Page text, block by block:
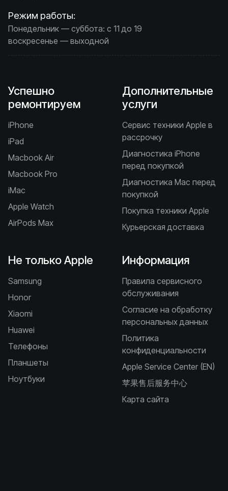
Режим работы:
Понедельник — суббота: с 11 до 19
воскресенье — выходной
Успешно
ремонтируем
iPhone
iPad
Macbook Air
Macbook Pro
iMac
Apple Watch
AirPods Max
Дополнительные
услуги
Сервис техники Apple в
рассрочку
Диагностика iPhone
перед покупкой
Диагностика Mac перед
покупкой
Покупка техники Apple
Курьерская доставка
Не только Apple
Samsung
Honor
Xiaomi
Huawei
Телефоны
Планшеты
Ноутбуки
Информация
Правила сервисного
обслуживания
Согласие на обработку
персональных данных
Политика
конфиденциальности
Apple Service Center (EN)
苹果售后服务中心
Карта сайта